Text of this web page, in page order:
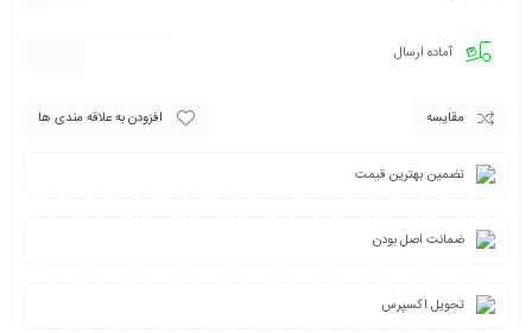
آماده ارسال
مقایسه افزودن به علاقه مندی ها
تضمین بهترین قیمت
ضمانت اصل بودن
تحویل اکسپرس